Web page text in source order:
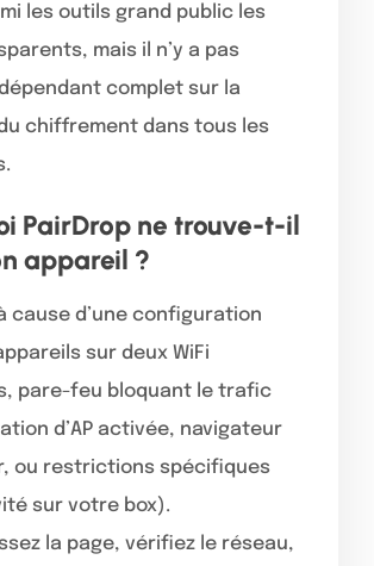
les outils grand public les
mais il n’y a pas
complet sur la
chiffrement dans tous les
PairDrop ne trouve-t-il
appareil ?
cause d’une configuration
sur deux WiFi
pare-feu bloquant le trafic
d’AP activée, navigateur
ou restrictions spécifiques
sur votre box).
la page, vérifiez le réseau,